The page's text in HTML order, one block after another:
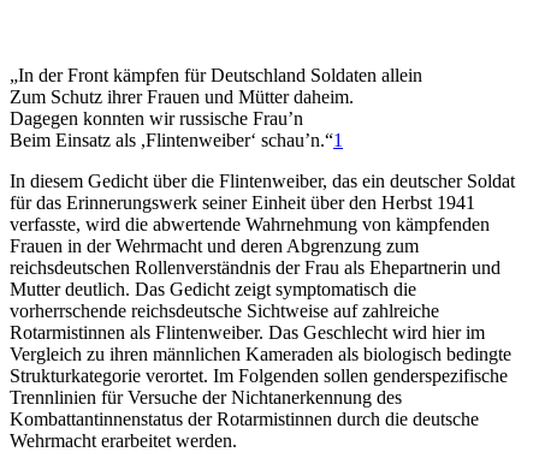
„In der Front kämpfen für Deutschland Soldaten allein
Zum Schutz ihrer Frauen und Mütter daheim.
Dagegen konnten wir russische Frau’n
Beim Einsatz als ,Flintenweiber‘ schau’n.“1
In diesem Gedicht über die Flintenweiber, das ein deutscher Soldat
für das Erinnerungswerk seiner Einheit über den Herbst 1941
verfasste, wird die abwertende Wahrnehmung von kämpfenden
Frauen in der Wehrmacht und deren Abgrenzung zum
reichsdeutschen Rollenverständnis der Frau als Ehepartnerin und
Mutter deutlich. Das Gedicht zeigt symptomatisch die
vorherrschende reichsdeutsche Sichtweise auf zahlreiche
Rotarmistinnen als Flintenweiber. Das Geschlecht wird hier im
Vergleich zu ihren männlichen Kameraden als biologisch bedingte
Strukturkategorie verortet. Im Folgenden sollen genderspezifische
Trennlinien für Versuche der Nichtanerkennung des
Kombattantinnenstatus der Rotarmistinnen durch die deutsche
Wehrmacht erarbeitet werden.